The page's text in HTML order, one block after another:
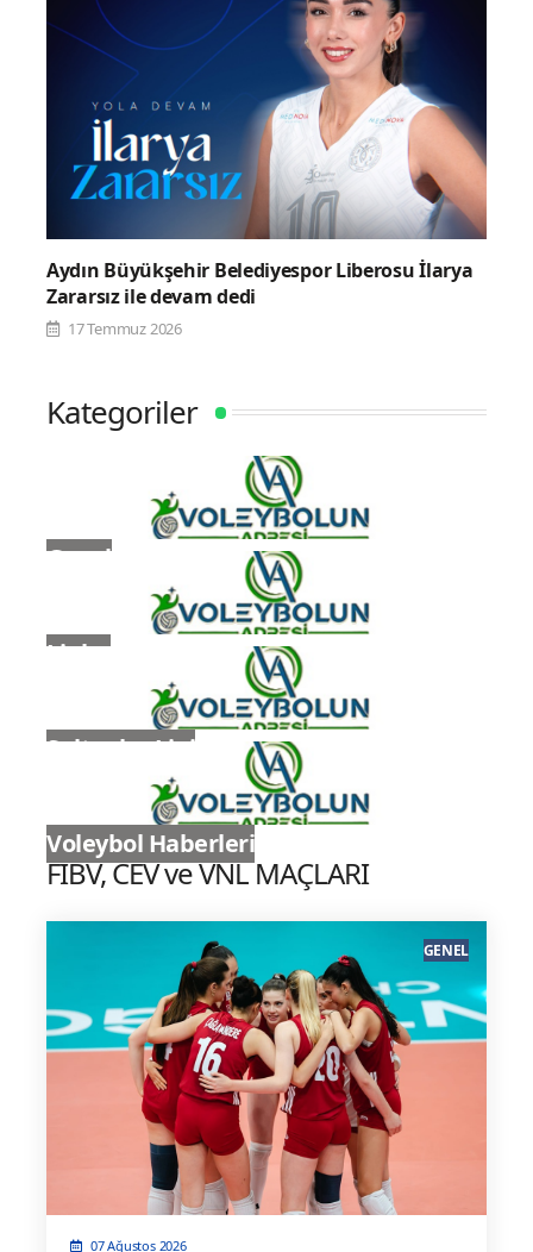
Aydın Büyükşehir Belediyespor Liberosu İlarya
Zararsız ile devam dedi
17 Temmuz 2026
Kategoriler
Genel
Ligler
Sultanlar Ligi
Voleybol Haberleri
FIBV, CEV ve VNL MAÇLARI
07 Ağustos 2026
GENEL